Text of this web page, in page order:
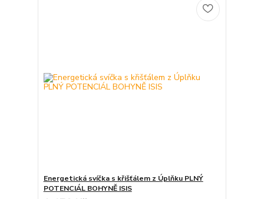
Energetická svíčka s křišťálem z Úplňku PLNÝ
POTENCIÁL BOHYNĚ ISIS